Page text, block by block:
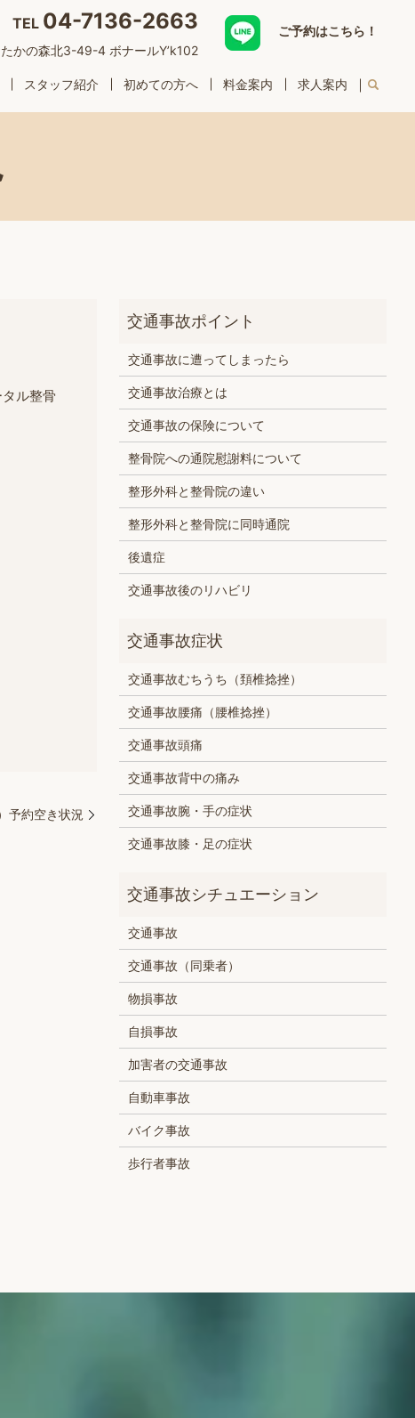
TEL 04-7136-2663
かの森北3-49-4 ボナールY’k102
ご予約はこちら！
スタッフ紹介 初めての方へ 料金案内 求人案内
ル整骨
予約空き状況
交通事故に遭ってしまったら
交通事故治療とは
交通事故の保険について
整骨院への通院慰謝料について
整形外科と整骨院の違い
整形外科と整骨院に同時通院
後遺症
交通事故後のリハビリ
交通事故むちうち（頚椎捻挫）
交通事故腰痛（腰椎捻挫）
交通事故頭痛
交通事故背中の痛み
交通事故腕・手の症状
交通事故膝・足の症状
交通事故
交通事故（同乗者）
物損事故
自損事故
加害者の交通事故
自動車事故
バイク事故
歩行者事故